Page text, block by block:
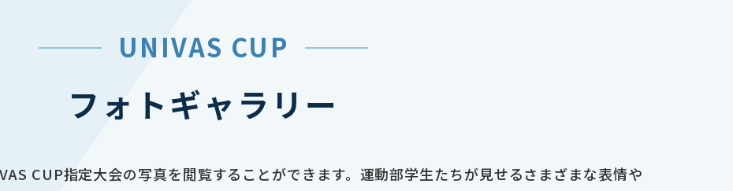
UNIVAS CUP
フォトギャラリー
CUP指定大会の写真を閲覧することができます。運動部学生たちが見せるさまざまな表情や